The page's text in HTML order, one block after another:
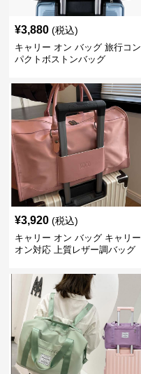
¥3,880 (税込)
キャリー オン バッグ 旅行コン
パクトボストンバッグ
¥3,920 (税込)
キャリー オン バッグ キャリー
オン対応 上質レザー調バッグ